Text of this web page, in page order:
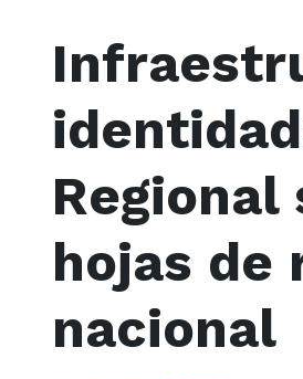
Regional
hojas de
nacional